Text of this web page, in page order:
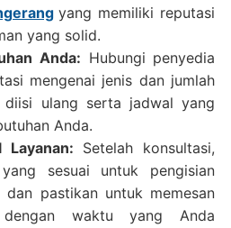
yang memiliki reputasi
yang solid.
Anda: Hubungi penyedia
mengenai jenis dan jumlah
diisi ulang serta jadwal yang
Anda.
Layanan: Setelah konsultasi,
sesuai untuk pengisian
dan pastikan untuk memesan
waktu yang Anda